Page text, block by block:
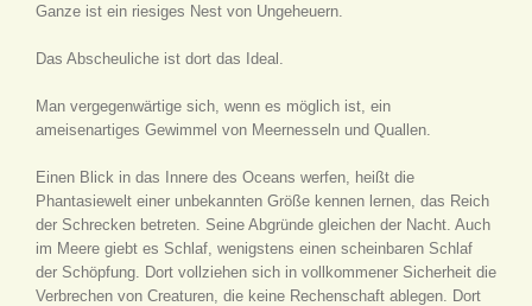
Ganze ist ein riesiges Nest von Ungeheuern.
Das Abscheuliche ist dort das Ideal.
Man vergegenwärtige sich, wenn es möglich ist, ein
ameisenartiges Gewimmel von Meernesseln und Quallen.
Einen Blick in das Innere des Oceans werfen, heißt die
Phantasiewelt einer unbekannten Größe kennen lernen, das Reich
der Schrecken betreten. Seine Abgründe gleichen der Nacht. Auch
im Meere giebt es Schlaf, wenigstens einen scheinbaren Schlaf
der Schöpfung. Dort vollziehen sich in vollkommener Sicherheit die
Verbrechen von Creaturen, die keine Rechenschaft ablegen. Dort